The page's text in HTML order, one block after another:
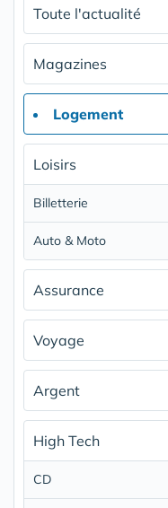
Toute l'actualité
Magazines
Logement
Loisirs
Billetterie
Auto & Moto
Assurance
Voyage
Argent
High Tech
CD